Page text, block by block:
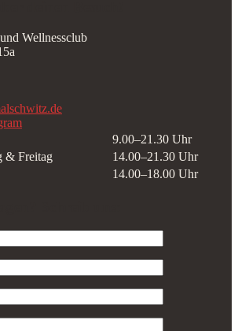
Wellnessclub
9.00–21.30 Uhr
& Freitag
14.00–21.30 Uhr
14.00–18.00 Uhr